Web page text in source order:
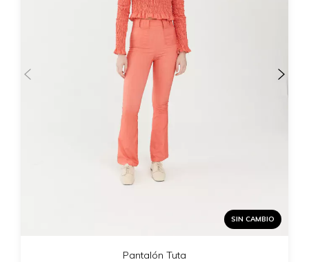
SIN CAMBIO
Pantalón Tuta